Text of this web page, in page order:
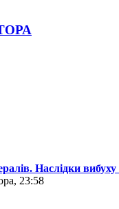
Наслідки
23:58